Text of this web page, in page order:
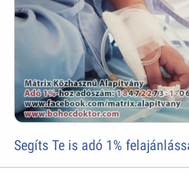
Segíts Te is adó 1%